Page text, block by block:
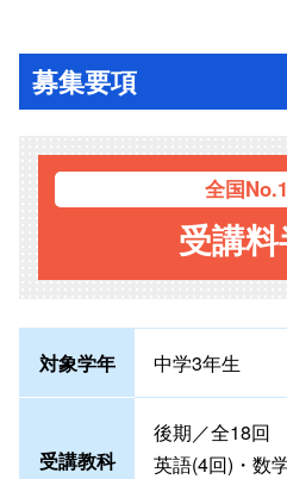
募集要項
全国
受講
対象学年 中学3年生
受講教科
後期／全18回
英語(4回)・数